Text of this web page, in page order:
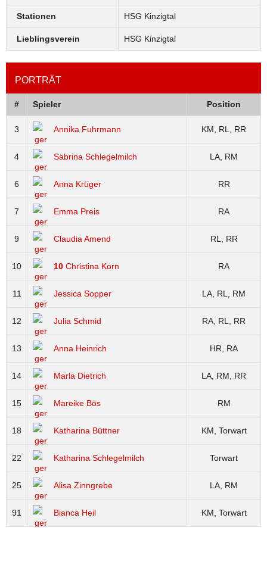
Stationen HSG Kinzigtal
Lieblingsverein HSG Kinzigtal
PORTRÄT
# Spieler Position
3 Annika Fuhrmann KM, RL, RR
4 Sabrina Schlegelmilch LA, RM
6 Anna Krüger RR
7 Emma Preis RA
9 Claudia Amend RL, RR
10 10Christina Korn RA
11 Jessica Sopper LA, RL, RM
12 Julia Schmid RA, RL, RR
13 Anna Heinrich HR, RA
14 Marla Dietrich LA, RM, RR
15 Mareike Bös RM
18 Katharina Büttner KM, Torwart
22 Katharina Schlegelmilch Torwart
25 Alisa Zinngrebe LA, RM
91 Bianca Heil KM, Torwart